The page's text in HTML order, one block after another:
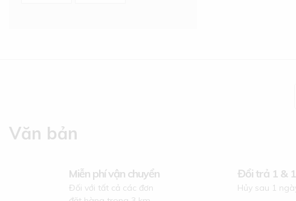
Văn bản
Miễn phí vận chuyển
Đối với tất cả các đơn
Đổi trả 1 & 1
Hủy sau 1